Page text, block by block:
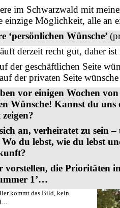
im Schwarzwald mit
einzige Möglichkeit, alle an
‘persönlichen Wünsche’
derzeit recht gut, daher
der geschäftlichen Seite
der privaten Seite
vor einigen Wochen
Wünsche! Kannst du
an, verheiratet zu sein
du lebst, wie du lebst
die Prioritäten
1’…
kommt das Bild, kein